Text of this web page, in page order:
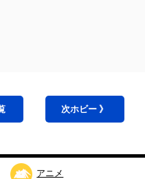
次ホビー 》
アニメ